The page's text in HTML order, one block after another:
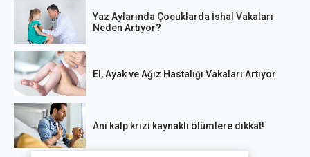
Yaz Aylarında Çocuklarda İshal Vakaları
Neden Artıyor?
El, Ayak ve Ağız Hastalığı Vakaları Artıyor
Ani kalp krizi kaynaklı ölümlere dikkat!